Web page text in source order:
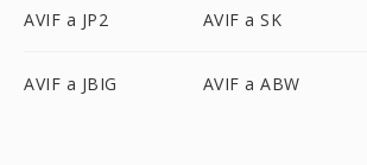
AVIF a JP2 AVIF a SK
AVIF a JBIG AVIF a ABW